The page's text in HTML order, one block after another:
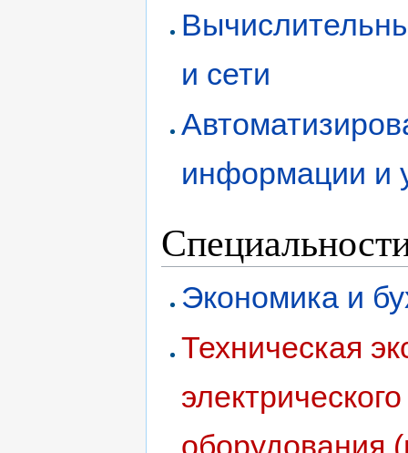
и сети
информации и
Экономика и
Техническая
оборудования